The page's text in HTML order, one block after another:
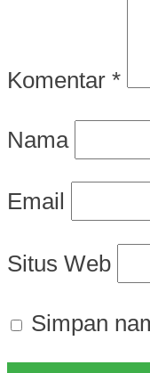
Komentar *
Nama
Email
Situs Web
Simpan